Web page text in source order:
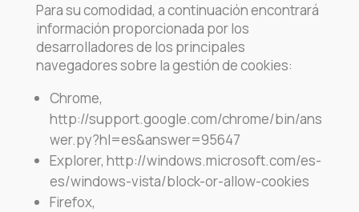
Para su comodidad, a continuación encontrará
información proporcionada por los
desarrolladores de los principales
navegadores sobre la gestión de cookies:
Chrome,
http://support.google.com/chrome/bin/ans
wer.py?hl=es&answer=95647
Explorer, http://windows.microsoft.com/es-
es/windows-vista/block-or-allow-cookies
Firefox,